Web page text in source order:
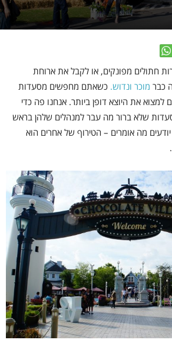
חתולים מפונקים, או לקבל את ארוחת
כבר מוכר ונדוש. כשאתם מחפשים מסעדות
את היוצא דופן ביותר. אנחנו פה כדי
שלא ברור מה עבר למנהלים שלהן בראש
מה אומרים – הטירוף של אחרים הוא